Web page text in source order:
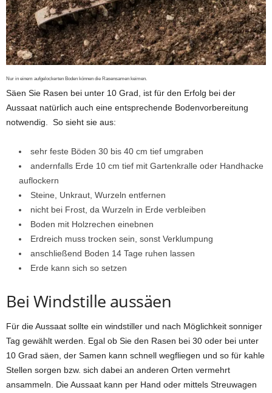
Nur in einem aufgelockerten Boden können die Rasensamen keimen.
Säen Sie Rasen bei unter 10 Grad, ist für den Erfolg bei der
Aussaat natürlich auch eine entsprechende Bodenvorbereitung
notwendig. So sieht sie aus:
sehr feste Böden 30 bis 40 cm tief umgraben
andernfalls Erde 10 cm tief mit Gartenkralle oder Handhacke
auflockern
Steine, Unkraut, Wurzeln entfernen
nicht bei Frost, da Wurzeln in Erde verbleiben
Boden mit Holzrechen einebnen
Erdreich muss trocken sein, sonst Verklumpung
anschließend Boden 14 Tage ruhen lassen
Erde kann sich so setzen
Bei Windstille aussäen
Für die Aussaat sollte ein windstiller und nach Möglichkeit sonniger
Tag gewählt werden. Egal ob Sie den Rasen bei 30 oder bei unter
10 Grad säen, der Samen kann schnell wegfliegen und so für kahle
Stellen sorgen bzw. sich dabei an anderen Orten vermehrt
ansammeln. Die Aussaat kann per Hand oder mittels Streuwagen